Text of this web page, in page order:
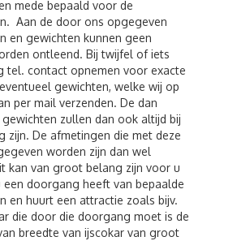
mede bepaald voor de
Aan de door ons opgegeven
en gewichten kunnen geen
ontleend. Bij twijfel of iets
tel. contact opnemen voor exacte
gewichten, welke wij op
per mail verzenden. De dan
zullen dan ook altijd bij
zijn. De afmetingen die met deze
worden zijn dan wel
kan van groot belang zijn voor u
een doorgang heeft van bepaalde
en huurt een attractie zoals bijv.
die door die doorgang moet is de
breedte van ijscokar van groot